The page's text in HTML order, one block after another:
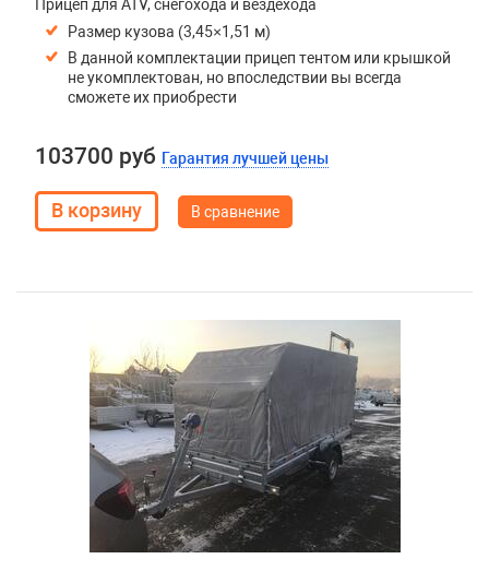
Прицеп для ATV, снегохода и вездехода
Размер кузова (3,45×1,51 м)
В данной комплектации прицеп тентом или крышкой
не укомплектован, но впоследствии вы всегда
сможете их приобрести
103700 руб Гарантия лучшей цены
В сравнение